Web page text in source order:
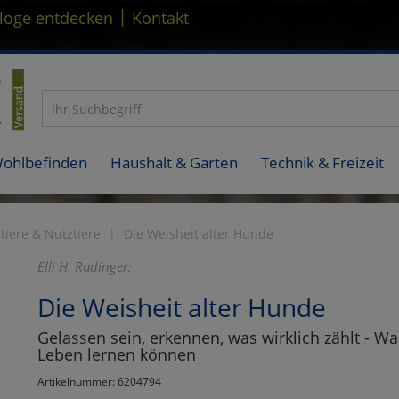
entdecken | Kontakt
Haushalt & Garten Technik & Freizeit
& Nutztiere Die Weisheit alter Hunde
Elli H. Radinger:
Die Weisheit alter Hunde
Gelassen sein, erkennen, was wirklich zählt -
Leben lernen können
Artikelnummer: 6204794